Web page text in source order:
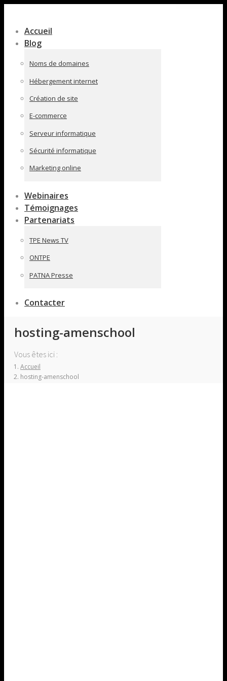
pleine
largeur
Accueil
Blog
Noms de domaines
Hébergement internet
Création de site
E-commerce
Serveur informatique
Sécurité informatique
Marketing online
Webinaires
Témoignages
Partenariats
TPE News TV
ONTPE
PATNA Presse
Contacter
hosting-amenschool
Vous êtes ici :
Accueil
hosting-amenschool